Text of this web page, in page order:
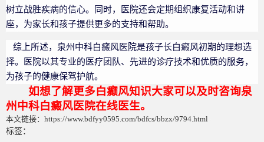
树立战胜疾病的信心。同时，医院还会定期组织康复活动和讲
座，为家长和孩子提供更多的支持和帮助。
综上所述，泉州中科白癜风医院是孩子长白癜风初期的理想选
择。医院以其专业的医疗团队、先进的诊疗技术和优质的服务，
为孩子的健康保驾护航。
如想了解更多白癫风知识大家可以及时咨询泉
州中科白癜风医院在线医生。
本文链接：https://www.bdfyy0595.com/bdfcs/bbzx/9794.html
标签：